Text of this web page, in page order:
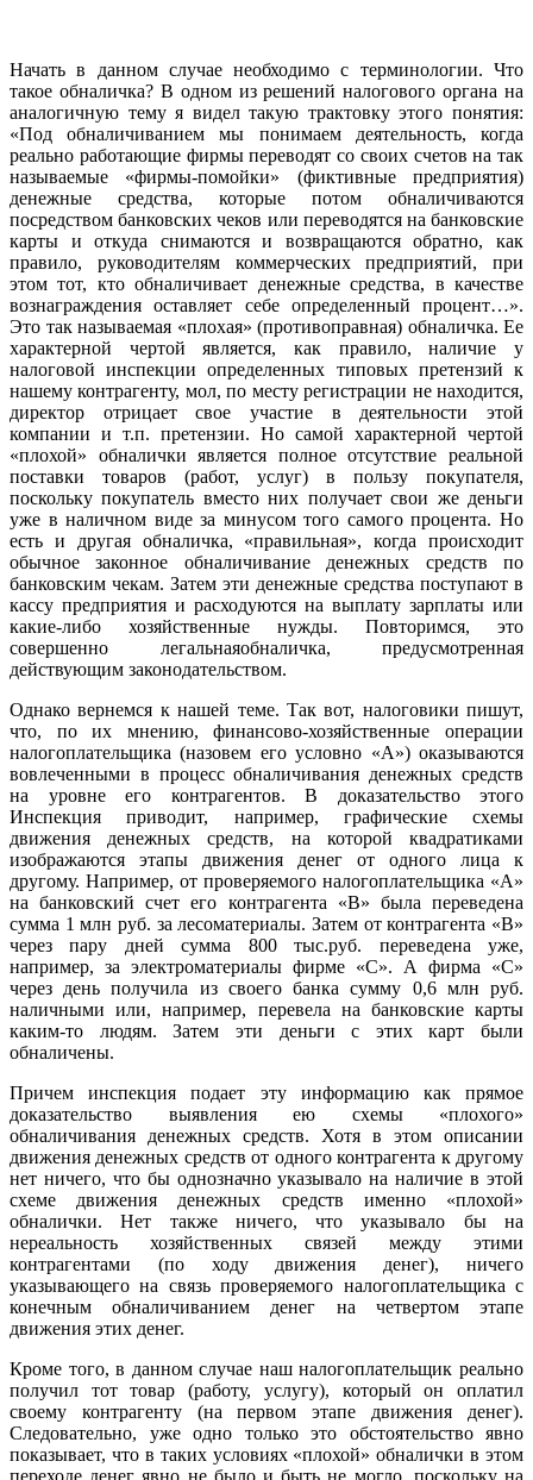
Начать в данном случае необходимо с терминологии. Что
такое обналичка? В одном из решений налогового органа на
аналогичную тему я видел такую трактовку этого понятия:
«Под обналичиванием мы понимаем деятельность, когда
реально работающие фирмы переводят со своих счетов на так
называемые «фирмы-помойки» (фиктивные предприятия)
денежные средства, которые потом обналичиваются
посредством банковских чеков или переводятся на банковские
карты и откуда снимаются и возвращаются обратно, как
правило, руководителям коммерческих предприятий, при
этом тот, кто обналичивает денежные средства, в качестве
вознаграждения оставляет себе определенный процент…».
Это так называемая «плохая» (противоправная) обналичка. Ее
характерной чертой является, как правило, наличие у
налоговой инспекции определенных типовых претензий к
нашему контрагенту, мол, по месту регистрации не находится,
директор отрицает свое участие в деятельности этой
компании и т.п. претензии. Но самой характерной чертой
«плохой» обналички является полное отсутствие реальной
поставки товаров (работ, услуг) в пользу покупателя,
поскольку покупатель вместо них получает свои же деньги
уже в наличном виде за минусом того самого процента. Но
есть и другая обналичка, «правильная», когда происходит
обычное законное обналичивание денежных средств по
банковским чекам. Затем эти денежные средства поступают в
кассу предприятия и расходуются на выплату зарплаты или
какие-либо хозяйственные нужды. Повторимся, это
совершенно легальнаяобналичка, предусмотренная
действующим законодательством.
Однако вернемся к нашей теме. Так вот, налоговики пишут,
что, по их мнению, финансово-хозяйственные операции
налогоплательщика (назовем его условно «А») оказываются
вовлеченными в процесс обналичивания денежных средств
на уровне его контрагентов. В доказательство этого
Инспекция приводит, например, графические схемы
движения денежных средств, на которой квадратиками
изображаются этапы движения денег от одного лица к
другому. Например, от проверяемого налогоплательщика «А»
на банковский счет его контрагента «В» была переведена
сумма 1 млн руб. за лесоматериалы. Затем от контрагента «В»
через пару дней сумма 800 тыс.руб. переведена уже,
например, за электроматериалы фирме «С». А фирма «С»
через день получила из своего банка сумму 0,6 млн руб.
наличными или, например, перевела на банковские карты
каким-то людям. Затем эти деньги с этих карт были
обналичены.
Причем инспекция подает эту информацию как прямое
доказательство выявления ею схемы «плохого»
обналичивания денежных средств. Хотя в этом описании
движения денежных средств от одного контрагента к другому
нет ничего, что бы однозначно указывало на наличие в этой
схеме движения денежных средств именно «плохой»
обналички. Нет также ничего, что указывало бы на
нереальность хозяйственных связей между этими
контрагентами (по ходу движения денег), ничего
указывающего на связь проверяемого налогоплательщика с
конечным обналичиванием денег на четвертом этапе
движения этих денег.
Кроме того, в данном случае наш налогоплательщик реально
получил тот товар (работу, услугу), который он оплатил
своему контрагенту (на первом этапе движения денег).
Следовательно, уже одно только это обстоятельство явно
показывает, что в таких условиях «плохой» обналички в этом
переходе денег явно не было и быть не могло, поскольку на